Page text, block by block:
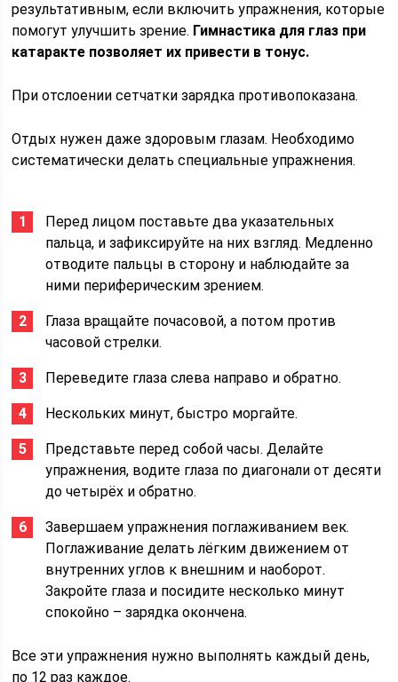
результативным, если включить упражнения, которые
помогут улучшить зрение. Гимнастика для глаз при
катаракте позволяет их привести в тонус.
При отслоении сетчатки зарядка противопоказана.
Отдых нужен даже здоровым глазам. Необходимо
систематически делать специальные упражнения.
Перед лицом поставьте два указательных
пальца, и зафиксируйте на них взгляд. Медленно
отводите пальцы в сторону и наблюдайте за
ними периферическим зрением.
Глаза вращайте почасовой, а потом против
часовой стрелки.
Переведите глаза слева направо и обратно.
Нескольких минут, быстро моргайте.
Представьте перед собой часы. Делайте
упражнения, водите глаза по диагонали от десяти
до четырёх и обратно.
Завершаем упражнения поглаживанием век.
Поглаживание делать лёгким движением от
внутренних углов к внешним и наоборот.
Закройте глаза и посидите несколько минут
спокойно – зарядка окончена.
Все эти упражнения нужно выполнять каждый день,
по 12 раз каждое.